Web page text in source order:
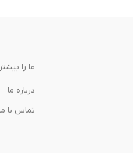
ما را
درباره‌ ما
تماس با ما